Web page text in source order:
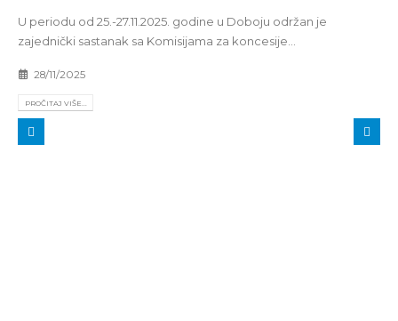
U periodu od 25.-27.11.2025. godine u Doboju održan je
zajednički sastanak sa Komisijama za koncesije...
28/11/2025
PROČITAJ VIŠE...